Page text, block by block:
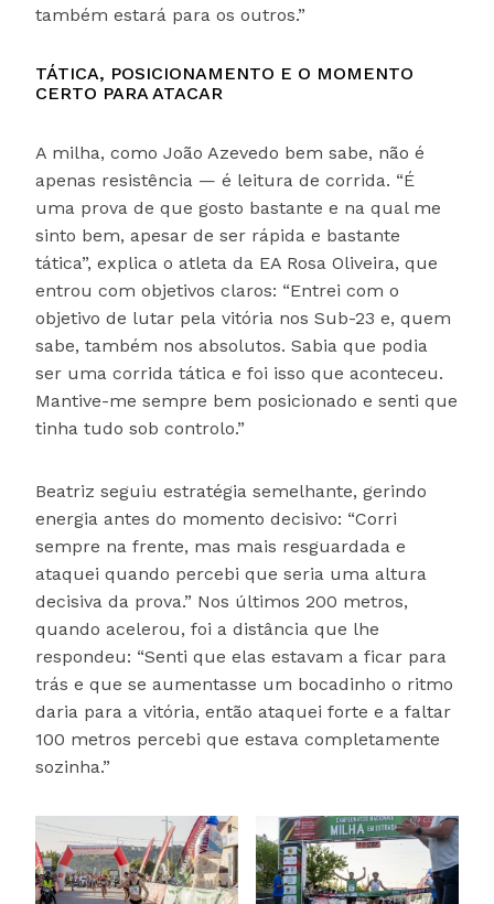
também estará para os outros.”
TÁTICA, POSICIONAMENTO E O MOMENTO
CERTO PARA ATACAR
A milha, como João Azevedo bem sabe, não é
apenas resistência — é leitura de corrida. “É
uma prova de que gosto bastante e na qual me
sinto bem, apesar de ser rápida e bastante
tática”, explica o atleta da EA Rosa Oliveira, que
entrou com objetivos claros: “Entrei com o
objetivo de lutar pela vitória nos Sub-23 e, quem
sabe, também nos absolutos. Sabia que podia
ser uma corrida tática e foi isso que aconteceu.
Mantive-me sempre bem posicionado e senti que
tinha tudo sob controlo.”
Beatriz seguiu estratégia semelhante, gerindo
energia antes do momento decisivo: “Corri
sempre na frente, mas mais resguardada e
ataquei quando percebi que seria uma altura
decisiva da prova.” Nos últimos 200 metros,
quando acelerou, foi a distância que lhe
respondeu: “Senti que elas estavam a ficar para
trás e que se aumentasse um bocadinho o ritmo
daria para a vitória, então ataquei forte e a faltar
100 metros percebi que estava completamente
sozinha.”